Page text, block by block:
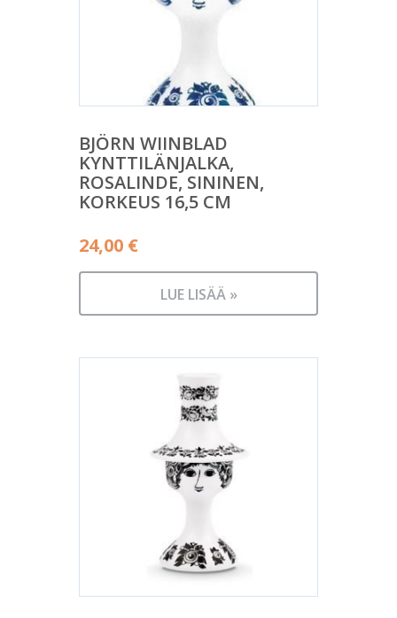
BJÖRN WIINBLAD
KYNTTILÄNJALKA,
ROSALINDE, SININEN,
KORKEUS 16,5 CM
24,00 €
LUE LISÄÄ »